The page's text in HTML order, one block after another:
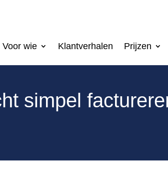
Voor wie Klantverhalen Prijzen
simpel